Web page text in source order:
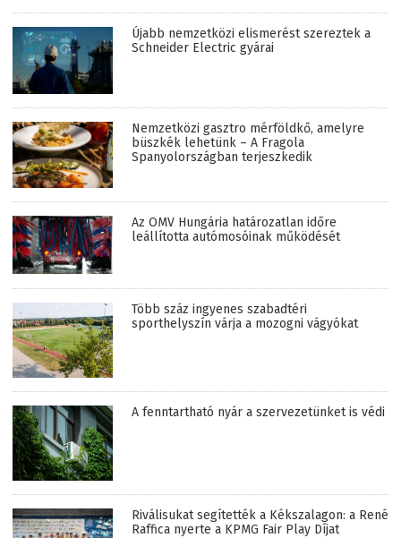
Újabb nemzetközi elismerést szereztek a
Schneider Electric gyárai
Nemzetközi gasztro mérföldkő, amelyre
büszkék lehetünk – A Fragola
Spanyolországban terjeszkedik
Az OMV Hungária határozatlan időre
leállította autómosóinak működését
Több száz ingyenes szabadtéri
sporthelyszín várja a mozogni vágyókat
A fenntartható nyár a szervezetünket is védi
Riválisukat segítették a Kékszalagon: a René
Raffica nyerte a KPMG Fair Play Díjat